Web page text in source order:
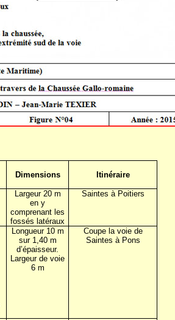
Dimensions Itinéraire
Largeur 20 m
en y
comprenant les
fossés latéraux
Saintes à Poitiers
Longueur 10 m
sur 1,40 m
d’épaisseur.
Largeur de voie
6 m
Coupe la voie de
Saintes à Pons